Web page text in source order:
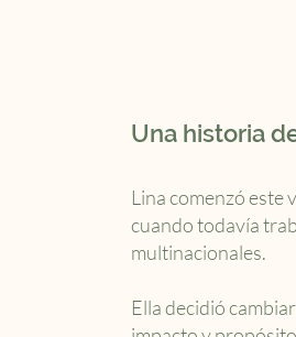
Una historia
Lina comenzó este
cuando todavía
multinacionales.
Ella decidió